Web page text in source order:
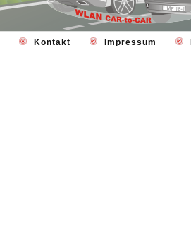
Kontakt Impressum